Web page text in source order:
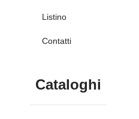
Listino
Contatti
Cataloghi